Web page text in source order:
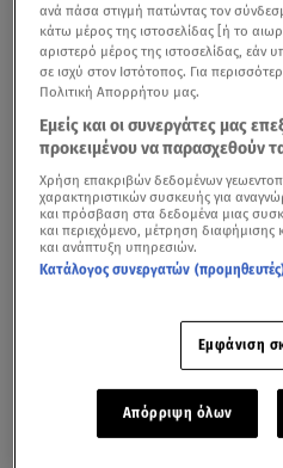
ανά πάσα στιγμή πατώντας τον
κάτω μέρος της ιστοσελίδας [ή το
αριστερό μέρος της ιστοσελίδας, εάν
σε ισχύ στον Ιστότοπος. Για
Πολιτική Απορρήτου μας.
Εμείς και οι συνεργάτες μας
προκειμένου να παρασχεθούν
Χρήση επακριβών δεδομένων
χαρακτηριστικών συσκευής για
και πρόσβαση στα δεδομένα μιας
και περιεχόμενο, μέτρηση διαφήμισης
και ανάπτυξη υπηρεσιών.
Κατάλογος συνεργατών
Εμφάνιση
Απόρριψη όλων